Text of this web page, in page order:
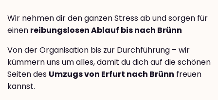
Wir nehmen dir den ganzen Stress ab und sorgen für
einen reibungslosen Ablauf bis nach Brünn
Von der Organisation bis zur Durchführung – wir
kümmern uns um alles, damit du dich auf die schönen
Seiten des Umzugs von Erfurt nach Brünn freuen
kannst.